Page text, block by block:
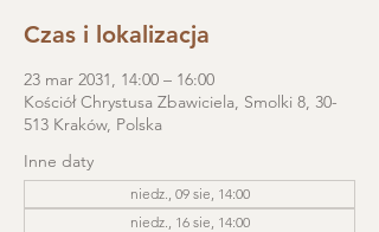
Czas i lokalizacja
23 mar 2031, 14:00 – 16:00
Kościół Chrystusa Zbawiciela, Smolki 8, 30-
513 Kraków, Polska
Inne daty
niedz., 09 sie, 14:00
niedz., 16 sie, 14:00